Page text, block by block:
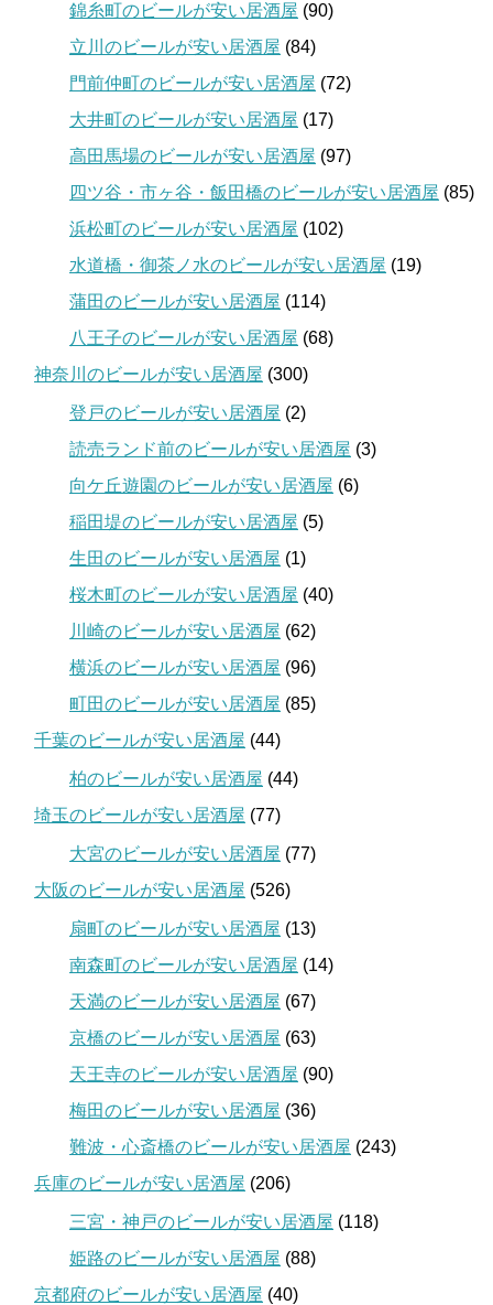
錦糸町のビールが安い居酒屋 (90)
立川のビールが安い居酒屋 (84)
門前仲町のビールが安い居酒屋 (72)
大井町のビールが安い居酒屋 (17)
高田馬場のビールが安い居酒屋 (97)
四ツ谷・市ヶ谷・飯田橋のビールが安い居酒屋 (85)
浜松町のビールが安い居酒屋 (102)
水道橋・御茶ノ水のビールが安い居酒屋 (19)
蒲田のビールが安い居酒屋 (114)
八王子のビールが安い居酒屋 (68)
神奈川のビールが安い居酒屋 (300)
登戸のビールが安い居酒屋 (2)
読売ランド前のビールが安い居酒屋 (3)
向ケ丘遊園のビールが安い居酒屋 (6)
稲田堤のビールが安い居酒屋 (5)
生田のビールが安い居酒屋 (1)
桜木町のビールが安い居酒屋 (40)
川崎のビールが安い居酒屋 (62)
横浜のビールが安い居酒屋 (96)
町田のビールが安い居酒屋 (85)
千葉のビールが安い居酒屋 (44)
柏のビールが安い居酒屋 (44)
埼玉のビールが安い居酒屋 (77)
大宮のビールが安い居酒屋 (77)
大阪のビールが安い居酒屋 (526)
扇町のビールが安い居酒屋 (13)
南森町のビールが安い居酒屋 (14)
天満のビールが安い居酒屋 (67)
京橋のビールが安い居酒屋 (63)
天王寺のビールが安い居酒屋 (90)
梅田のビールが安い居酒屋 (36)
難波・心斎橋のビールが安い居酒屋 (243)
兵庫のビールが安い居酒屋 (206)
三宮・神戸のビールが安い居酒屋 (118)
姫路のビールが安い居酒屋 (88)
京都府のビールが安い居酒屋 (40)